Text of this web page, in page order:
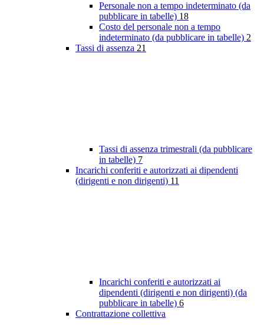
Personale non a tempo indeterminato (da
pubblicare in tabelle) 18
Costo del personale non a tempo
indeterminato (da pubblicare in tabelle) 2
Tassi di assenza 21
Tassi di assenza trimestrali (da pubblicare
in tabelle) 7
Incarichi conferiti e autorizzati ai dipendenti
(dirigenti e non dirigenti) 11
Incarichi conferiti e autorizzati ai
dipendenti (dirigenti e non dirigenti) (da
pubblicare in tabelle) 6
Contrattazione collettiva